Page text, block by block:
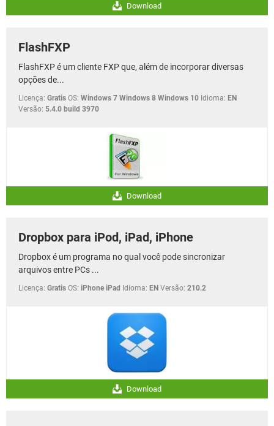
Download
FlashFXP
FlashFXP é um cliente FXP que, além de incorporar diversas
opções de...
Licença: Gratis OS: Windows 7 Windows 8 Windows 10 Idioma: EN
Versão: 5.4.0 build 3970
Download
Dropbox para iPod, iPad, iPhone
Dropbox é um programa no qual você pode sincronizar
arquivos entre PCs ...
Licença: Gratis OS: iPhone iPad Idioma: EN Versão: 210.2
Download